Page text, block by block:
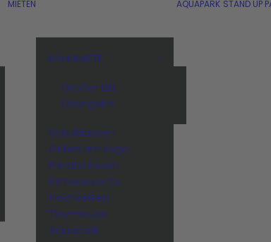
MIETEN
BAHNMIETE
Großer Lift
Übungslift
Schulklassen
Grillen am Lago
Private Feiern
Firmenevents
Hochzeiten
Tiny-House
Aquapark
AQUAPARK STAND UP